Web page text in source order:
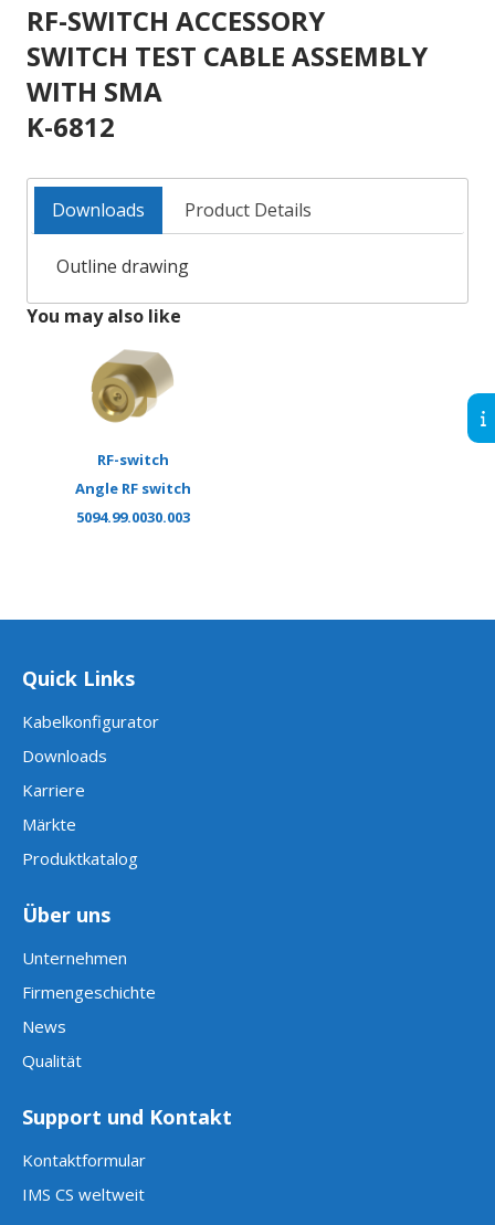
RF-SWITCH ACCESSORY
SWITCH TEST CABLE ASSEMBLY
WITH SMA
K-6812
Downloads Product Details
Outline drawing
You may also like
RF-switch
Angle RF switch
5094.99.0030.003
Quick Links
Kabelkonfigurator
Downloads
Karriere
Märkte
Produktkatalog
Über uns
Unternehmen
Firmengeschichte
News
Qualität
Support und Kontakt
Kontaktformular
IMS CS weltweit